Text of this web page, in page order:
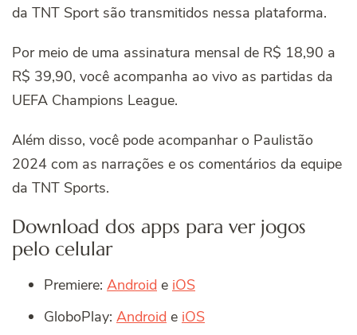
da TNT Sport são transmitidos nessa plataforma.
Por meio de uma assinatura mensal de R$ 18,90 a
R$ 39,90, você acompanha ao vivo as partidas da
UEFA Champions League.
Além disso, você pode acompanhar o Paulistão
2024 com as narrações e os comentários da equipe
da TNT Sports.
Download dos apps para ver jogos
pelo celular
Premiere: Android e iOS
GloboPlay: Android e iOS